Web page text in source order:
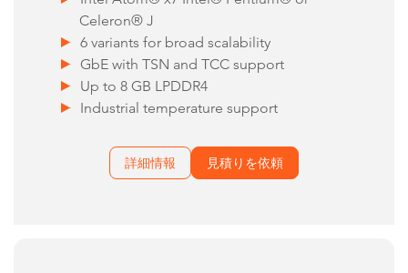
Celeron® J
6 variants for broad scalability
GbE with TSN and TCC support
Up to 8 GB LPDDR4
Industrial temperature support
詳細情報 見積りを依頼